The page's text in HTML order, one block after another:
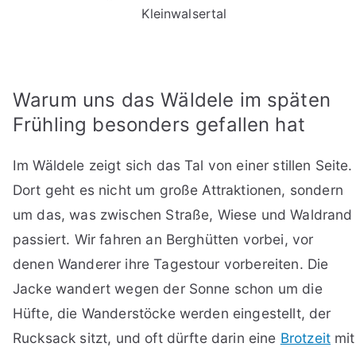
Kleinwalsertal
Warum uns das Wäldele im späten
Frühling besonders gefallen hat
Im Wäldele zeigt sich das Tal von einer stillen Seite.
Dort geht es nicht um große Attraktionen, sondern
um das, was zwischen Straße, Wiese und Waldrand
passiert. Wir fahren an Berghütten vorbei, vor
denen Wanderer ihre Tagestour vorbereiten. Die
Jacke wandert wegen der Sonne schon um die
Hüfte, die Wanderstöcke werden eingestellt, der
Rucksack sitzt, und oft dürfte darin eine Brotzeit mit